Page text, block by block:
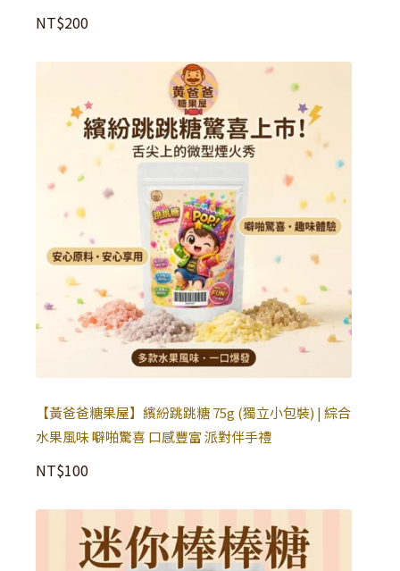
NT$200
【黃爸爸糖果屋】繽紛跳跳糖 75g (獨立小包裝) | 綜合
水果風味 噼啪驚喜 口感豐富 派對伴手禮
NT$100